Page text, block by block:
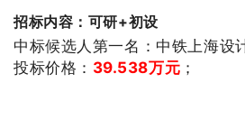
招标内容：可研+初设
中标候选人第一名：中铁上海设
投标价格： 39.538万元 ；